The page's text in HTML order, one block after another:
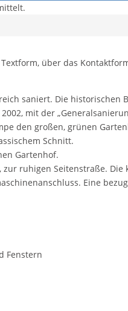
über das
saniert. Die
mit der
den großen, grünen
Schnitt.
Gartenhof.
ruhigen Seitenstraße.
Eine
Fenstern